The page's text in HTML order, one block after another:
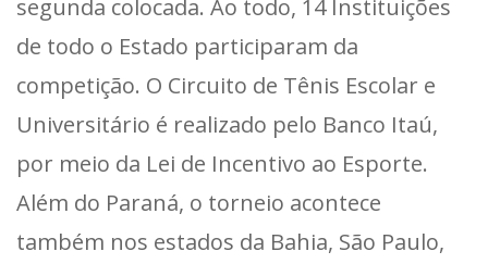
segunda colocada. Ao todo, 14 Instituições
de todo o Estado participaram da
competição. O Circuito de Tênis Escolar e
Universitário é realizado pelo Banco Itaú,
por meio da Lei de Incentivo ao Esporte.
Além do Paraná, o torneio acontece
também nos estados da Bahia, São Paulo,